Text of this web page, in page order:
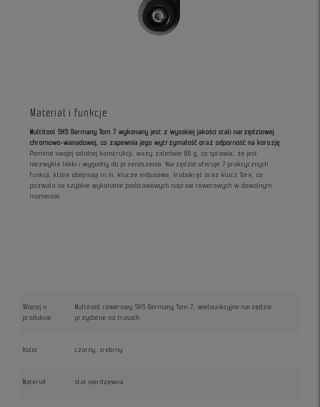
Materiał i funkcje
Multitool SKS Germany Tom 7 wykonany jest z wysokiej jakości stali narzędziowej
chromowo-wanadowej, co zapewnia jego wytrzymałość oraz odporność na korozję
Pomimo swojej solidnej konstrukcji, waży zaledwie 88 g, co sprawia, że jest
niezwykle lekki i wygodny do przenoszenia. Narzędzie oferuje 7 praktycznych
funkcji, które obejmują m.in. klucze imbusowe, śrubokręt oraz klucz Torx, co
pozwala na szybkie wykonanie podstawowych napraw rowerowych w dowolnym
momencie.
Więcej o
produkcie
Multitool rowerowy SKS Germany Tom 7, wielounkcyjne narzędzie
przydatne na trasach
Kolor czarny, srebrny
Materiał stal nierdzewna